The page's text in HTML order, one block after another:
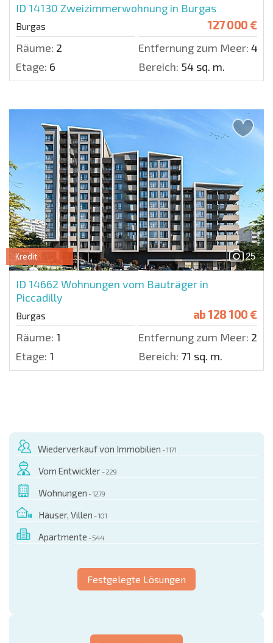
ID 14130 Zweizimmerwohnung in Burgas
Burgas 127 000 €
Räume: 2 Entfernung zum Meer:
Etage: 6 Bereich: 54 sq. m.
25
Kredit
ID 14662 Wohnungen vom Bauträger in
Piccadilly
Burgas ab128 100 €
Räume: 1 Entfernung zum Meer:
Etage: 1 Bereich: 71 sq. m.
Wiederverkauf von Immobilien - 1171
Vom Entwickler - 229
Wohnungen - 1279
Häuser, Villen - 101
Apartmente - 544
Festgelegte Lösungen